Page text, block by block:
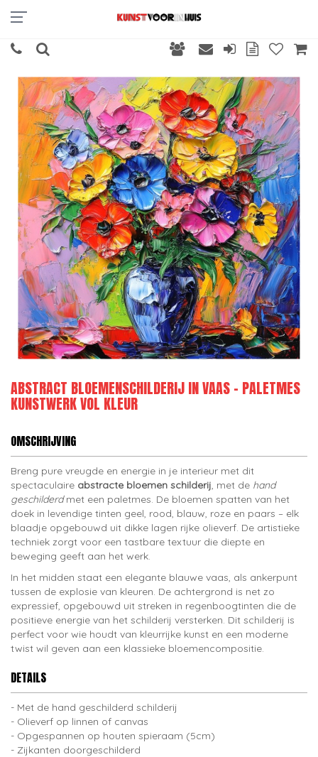
ABSTRACT BLOEMENSCHILDERIJ IN VAAS – PALETMES
KUNSTWERK VOL KLEUR
OMSCHRIJVING
Breng pure vreugde en energie in je interieur met dit
spectaculaire abstracte bloemen schilderij, met de hand
geschilderdmet een paletmes. De bloemen spatten van het
doek in levendige tinten geel, rood, blauw, roze en paars – elk
blaadje opgebouwd uit dikke lagen rijke olieverf. De artistieke
techniek zorgt voor een tastbare textuur die diepte en
beweging geeft aan het werk.
In het midden staat een elegante blauwe vaas, als ankerpunt
tussen de explosie van kleuren. De achtergrond is net zo
expressief, opgebouwd uit streken in regenboogtinten die de
positieve energie van het schilderij versterken. Dit schilderij is
perfect voor wie houdt van kleurrijke kunst en een moderne
twist wil geven aan een klassieke bloemencompositie.
DETAILS
Met de hand geschilderd schilderij
Olieverf op linnen of canvas
Opgespannen op houten spieraam (5cm)
Zijkanten doorgeschilderd